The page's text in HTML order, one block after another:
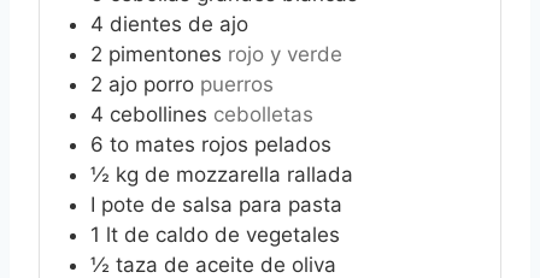
4 dientes de ajo
2 pimentones rojo y verde
2 ajo porro puerros
4 cebollines cebolletas
6 to mates rojos pelados
½ kg de mozzarella rallada
I pote de salsa para pasta
1 lt de caldo de vegetales
½ taza de aceite de oliva